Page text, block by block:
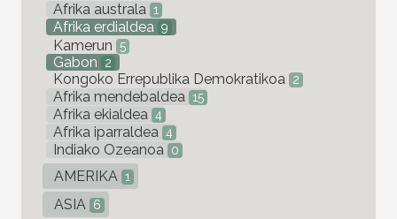
Afrika australa 1
Afrika erdialdea 9
Kamerun 5
Gabon 2
Kongoko Errepublika Demokratikoa 2
Afrika mendebaldea 15
Afrika ekialdea 4
Afrika iparraldea 4
Indiako Ozeanoa 0
AMERIKA 1
ASIA 6